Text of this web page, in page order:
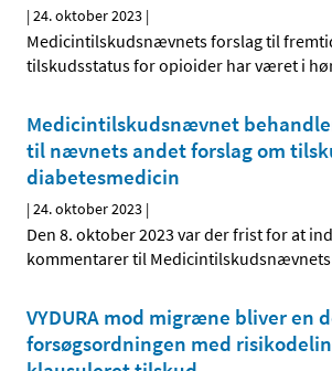
|24. oktober 2023 |
Medicintilskudsnævnets forslag til
tilskudsstatus for opioider har været i
Medicintilskudsnævnet
til nævnets andet forslag om
diabetesmedicin
|24. oktober 2023 |
Den 8. oktober 2023 var der frist for at
kommentarer til
VYDURA mod migræne bliver en
forsøgsordningen med